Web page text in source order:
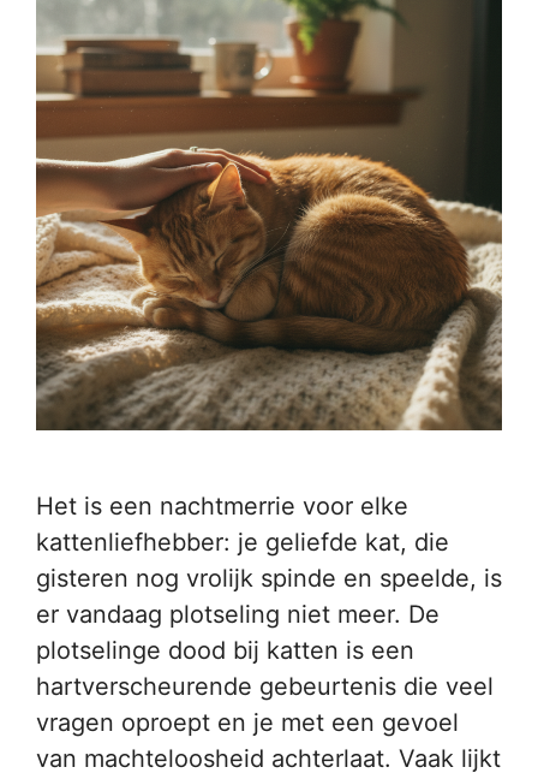
Het is een nachtmerrie voor elke
kattenliefhebber: je geliefde kat, die
gisteren nog vrolijk spinde en speelde, is
er vandaag plotseling niet meer. De
plotselinge dood bij katten is een
hartverscheurende gebeurtenis die veel
vragen oproept en je met een gevoel
van machteloosheid achterlaat. Vaak lijkt